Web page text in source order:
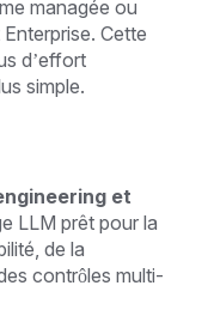
managée ou
Cette
d’effort
simple.
et
LLM prêt pour la
de la
contrôles multi-